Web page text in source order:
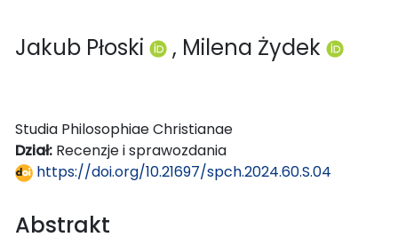
Jakub Płoski , Milena Żydek
Studia Philosophiae Christianae
Dział: Recenzje i sprawozdania
https://doi.org/10.21697/spch.2024.60.S.04
Abstrakt